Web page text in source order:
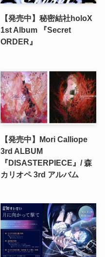
【発売中】秘密結社holoX
1st Album 『Secret
ORDER』
【発売中】Mori Calliope
3rd ALBUM
『DISASTERPIECE』/ 森
カリオペ 3rd アルバム